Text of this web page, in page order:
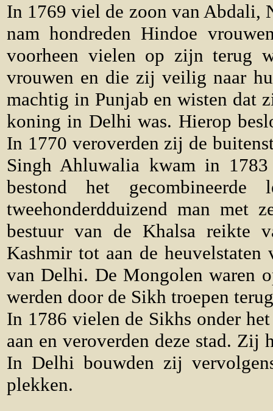
In 1769 viel de zoon van Abdali,
nam hondreden Hindoe
voorheen vielen op zijn terug
vrouwen en die zij veilig naar
machtig in Punjab en wisten dat
koning in Delhi was. Hierop
In 1770 veroverden zij de
Singh Ahluwalia kwam in
bestond het
tweehonderdduizend man met
bestuur van de Khalsa reikte
Kashmir tot aan de
van Delhi. De Mongolen waren
werden door de Sikh troepen
In 1786 vielen de Sikhs onder
aan en veroverden deze stad.
In Delhi bouwden zij
plekken.